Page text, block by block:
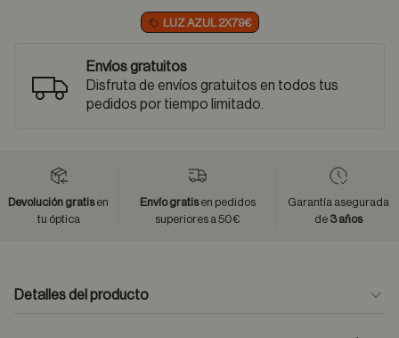
LUZ AZUL 2X79€
Envíos gratuitos
Disfruta de envíos gratuitos en todos tus
pedidos por tiempo limitado.
Devolución gratisen
tu óptica
Envío gratisen pedidos
superiores a 50€
Garantía asegurada
de 3 años
Detalles del producto